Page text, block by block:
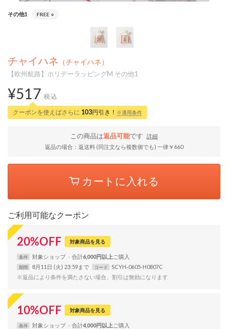
その他1 FREE ○
チャイハネ （チャイハネ）
【欧州航路】ホリデーラッピングM その他1
¥517 税込
クーポンを使えばさらに 103円引き！ ※適用条件
この商品は返品可能です
詳細
返品の場合：返送料 (同注文なら複数個でも) 一律￥660
カートに入れる
ご利用可能なクーポン
20%OFF 対象商品を見る
条件 対象ショップ 合計6,000円以上
期間 8月11日 (火) 23:59まで コード
SCYH-0605-H0807C
※返品により条件を満たさない場合、割引は無効になります
10%OFF 対象商品を見る
条件 対象ショップ 合計4,000円以上